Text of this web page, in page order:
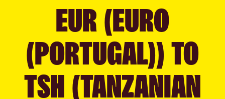
EUR (EURO
(PORTUGAL)) TO
TSH (TANZANIAN